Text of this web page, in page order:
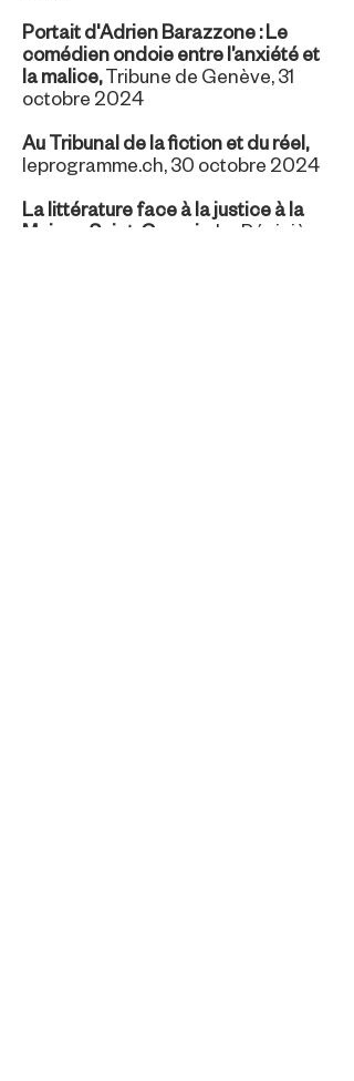
Portait d'Adrien Barazzone :Le
comédien ondoie entre l’anxiété et
la malice,Tribune de Genève, 31
octobre 2024
Au Tribunal de la fiction et du réel,
leprogramme.ch, 30 octobre 2024
La littérature face à la justice à la
Maison Saint-Gervais
La Pépinière,